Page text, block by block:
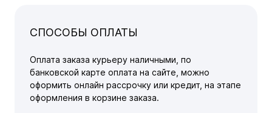
СПОСОБЫ ОПЛАТЫ
Оплата заказа курьеру наличными, по
банковской карте оплата на сайте, можно
оформить онлайн рассрочку или кредит, на этапе
оформления в корзине заказа.